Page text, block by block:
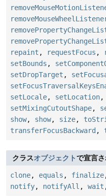
repaint , requestFocus ,
setBounds ,
setDropTarget ,
setLocale, setLocation,
setMixingCutoutShape,
show, show, size,
transferFocusBackward ,
クラスオブジェクトで宣言
clone, equals , finalize
notify, notifyAll , wait